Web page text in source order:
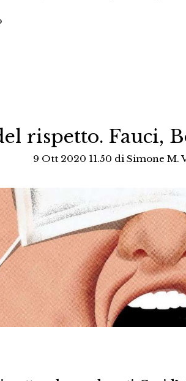
rispetto. Fauci,
9 Ott 2020 11.50 diSimone M.